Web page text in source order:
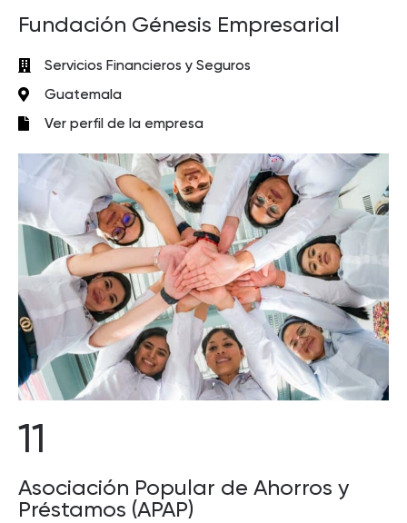
Fundación Génesis Empresarial
Servicios Financieros y Seguros
Guatemala
Ver perfil de la empresa
11
Asociación Popular de Ahorros y
Préstamos (APAP)